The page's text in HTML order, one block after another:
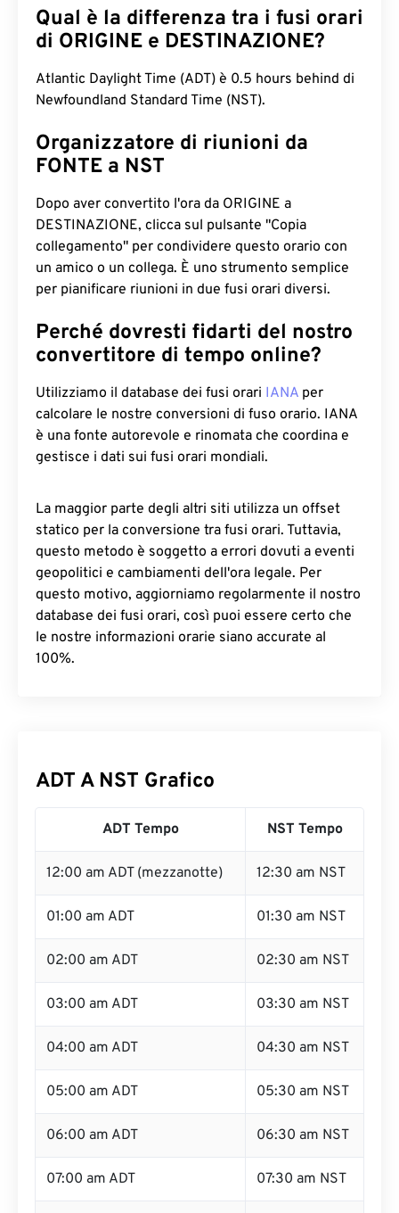
Qual è la differenza tra i fusi orari
di ORIGINE e DESTINAZIONE?
Atlantic Daylight Time (ADT) è 0.5 hours behind di
Newfoundland Standard Time (NST).
Organizzatore di riunioni da
FONTE a NST
Dopo aver convertito l'ora da ORIGINE a
DESTINAZIONE, clicca sul pulsante "Copia
collegamento" per condividere questo orario con
un amico o un collega. È uno strumento semplice
per pianificare riunioni in due fusi orari diversi.
Perché dovresti fidarti del nostro
convertitore di tempo online?
Utilizziamo il database dei fusi orari IANA per
calcolare le nostre conversioni di fuso orario. IANA
è una fonte autorevole e rinomata che coordina e
gestisce i dati sui fusi orari mondiali.
La maggior parte degli altri siti utilizza un offset
statico per la conversione tra fusi orari. Tuttavia,
questo metodo è soggetto a errori dovuti a eventi
geopolitici e cambiamenti dell'ora legale. Per
questo motivo, aggiorniamo regolarmente il nostro
database dei fusi orari, così puoi essere certo che
le nostre informazioni orarie siano accurate al
100%.
ADT A NST Grafico
ADT Tempo NST Tempo
12:00 am ADT (mezzanotte) 12:30 am NST
01:00 am ADT 01:30 am NST
02:00 am ADT 02:30 am NST
03:00 am ADT 03:30 am NST
04:00 am ADT 04:30 am NST
05:00 am ADT 05:30 am NST
06:00 am ADT 06:30 am NST
07:00 am ADT 07:30 am NST